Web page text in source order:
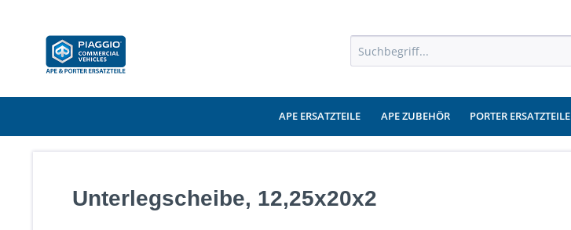
APE ERSATZTEILE APE ZUBEHÖR PORTER ERSATZTEILE
Unterlegscheibe, 12,25x20x2